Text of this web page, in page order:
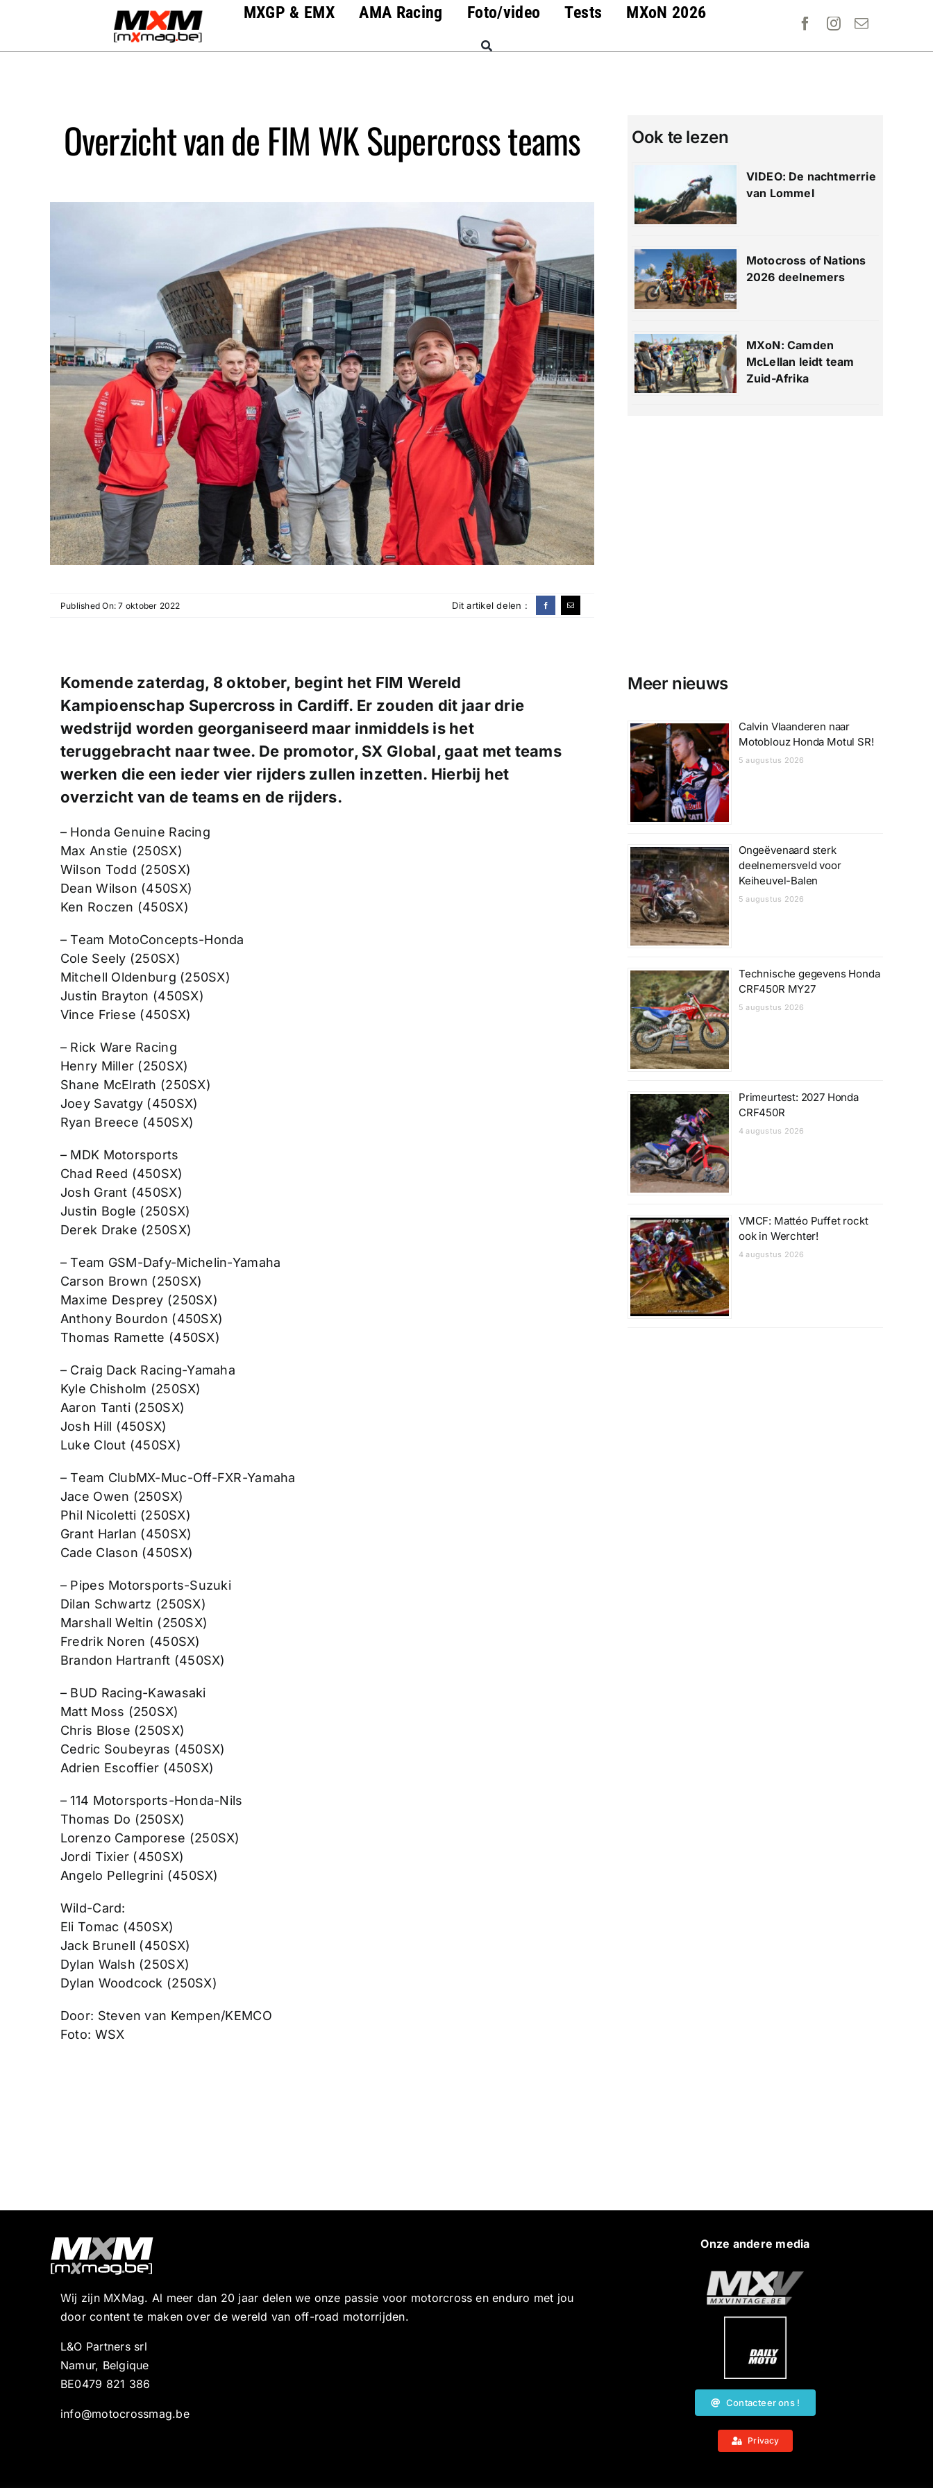
MXGP & EMX AMA Racing Foto/video Tests MXoN 2026
Overzicht van de FIM WK Supercross teams Ook te lezen
VIDEO: De nachtmerrie
van Lommel
Motocross of Nations
2026 deelnemers
MXoN: Camden
McLellan leidt team
Zuid-Afrika
Published On: 7 oktober 2022 Dit artikel delen :
Komende zaterdag, 8 oktober, begint het FIM Wereld
Kampioenschap Supercross in Cardiff. Er zouden dit jaar drie
wedstrijd worden georganiseerd maar inmiddels is het
teruggebracht naar twee. De promotor, SX Global, gaat met teams
werken die een ieder vier rijders zullen inzetten. Hierbij het
overzicht van de teams en de rijders.
– Honda Genuine Racing
Max Anstie (250SX)
Wilson Todd (250SX)
Dean Wilson (450SX)
Ken Roczen (450SX)
– Team MotoConcepts-Honda
Cole Seely (250SX)
Mitchell Oldenburg (250SX)
Justin Brayton (450SX)
Vince Friese (450SX)
– Rick Ware Racing
Henry Miller (250SX)
Shane McElrath (250SX)
Joey Savatgy (450SX)
Ryan Breece (450SX)
– MDK Motorsports
Chad Reed (450SX)
Josh Grant (450SX)
Justin Bogle (250SX)
Derek Drake (250SX)
– Team GSM-Dafy-Michelin-Yamaha
Carson Brown (250SX)
Maxime Desprey (250SX)
Anthony Bourdon (450SX)
Thomas Ramette (450SX)
– Craig Dack Racing-Yamaha
Kyle Chisholm (250SX)
Aaron Tanti (250SX)
Josh Hill (450SX)
Luke Clout (450SX)
– Team ClubMX-Muc-Off-FXR-Yamaha
Jace Owen (250SX)
Phil Nicoletti (250SX)
Grant Harlan (450SX)
Cade Clason (450SX)
– Pipes Motorsports-Suzuki
Dilan Schwartz (250SX)
Marshall Weltin (250SX)
Fredrik Noren (450SX)
Brandon Hartranft (450SX)
– BUD Racing-Kawasaki
Matt Moss (250SX)
Chris Blose (250SX)
Cedric Soubeyras (450SX)
Adrien Escoffier (450SX)
– 114 Motorsports-Honda-Nils
Thomas Do (250SX)
Lorenzo Camporese (250SX)
Jordi Tixier (450SX)
Angelo Pellegrini (450SX)
Wild-Card:
Eli Tomac (450SX)
Jack Brunell (450SX)
Dylan Walsh (250SX)
Dylan Woodcock (250SX)
Door: Steven van Kempen/KEMCO
Foto: WSX
Meer nieuws
Calvin Vlaanderen naar
Motoblouz Honda Motul SR!
5 augustus 2026
Ongeëvenaard sterk
deelnemersveld voor
Keiheuvel-Balen
5 augustus 2026
Technische gegevens Honda
CRF450R MY27
5 augustus 2026
Primeurtest: 2027 Honda
CRF450R
4 augustus 2026
VMCF: Mattéo Puffet rockt
ook in Werchter!
4 augustus 2026
Wij zijn MXMag. Al meer dan 20 jaar delen we onze passie voor motorcross en enduro met jou
door content te maken over de wereld van off-road motorrijden.
L&O Partners srl
Namur, Belgique
BE0479 821 386
info@motocrossmag.be
Onze andere media
Contacteer ons !
Privacy